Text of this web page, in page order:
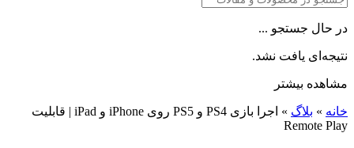
در حال جستجو ...
نتیجه‌ای یافت نشد.
مشاهده بیشتر
خانه » بلاگ »
اجرا بازی PS4 و PS5 روی iPhone و iPad | قابلیت
Remote Play